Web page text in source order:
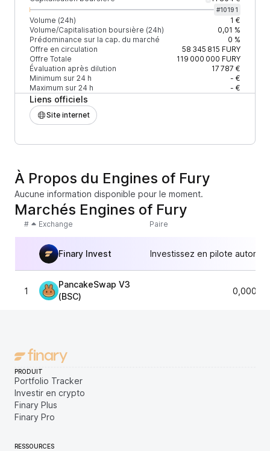
#10191
Volume (24h)
1 €
Volume/Capitalisation boursière (24h)
0,01 %
Prédominance sur la cap. du marché
0 %
Offre en circulation
58 345 815 FURY
Offre Totale
119 000 000 FURY
Évaluation après dilution
17 787 €
Minimum sur 24 h
- €
Maximum sur 24 h
- €
Liens officiels
Site internet
À Propos du Engines of Fury
Aucune information disponible pour le moment.
Marchés Engines of Fury
# Exchange Paire
Finary Invest Investissez en pilote
1
PancakeSwap V3
(BSC)
PRODUIT
Portfolio Tracker
Investir en crypto
Finary Plus
Finary Pro
RESSOURCES